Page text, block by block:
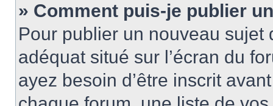
» Comment puis-je publier
Pour publier un nouveau
adéquat situé sur l’écran du
ayez besoin d’être inscrit